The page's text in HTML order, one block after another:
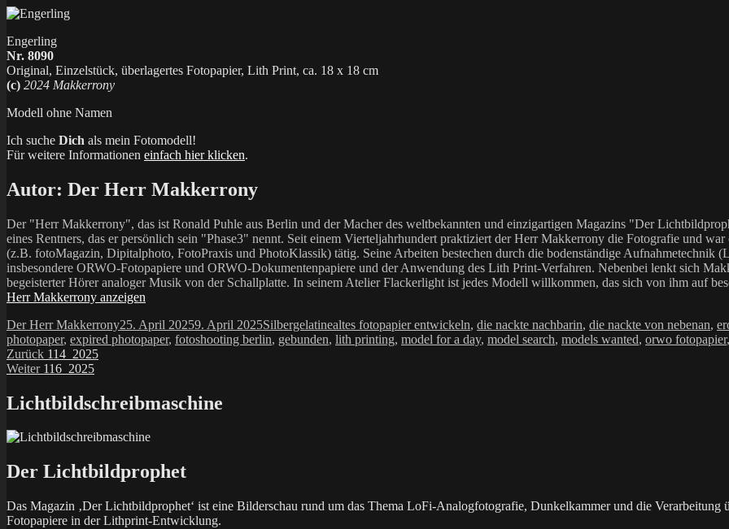
Engerling
Nr. 8090
Original, Einzelstück, überlagertes Fotopapier, Lith Print, ca. 18 x 18 cm
(c) 2024 Makkerrony
Modell ohne Namen
Ich suche Dich als mein Fotomodell!
Für weitere Informationen einfach hier klicken.
Autor: Der Herr Makkerrony
Der "Herr Makkerrony", das ist Ronald Puhle aus Berlin und der Macher des weltbekannten und einzigartigen Magazins "Der
eines Rentners, das er persönlich sein "Phase3" nennt. Seit einem Vierteljahrhundert praktiziert der Herr Makkerrony die Fotografie und
(z.B. fotoMagazin, Dipitalphoto, FotoPraxis und PhotoKlassik) tätig. Seine Arbeiten bestechen durch die bodenständige Aufnahmetechnik
insbesondere ORWO-Fotopapiere und ORWO-Dokumentenpapiere und der Anwendung des Lith Print-Verfahren. Nebenbei lenkt sich
begeisterter Hörer analoger Musik von der Schallplatte. In seinem Atelier Flackerlight ist jedes Modell willkommen, das sich von ihm auf
Herr Makkerrony anzeigen
Autor
Der Herr MakkerronyVeröffentlicht
am
25. April 20259. April 2025Kategorien
SilbergelatineSchlagwörter
altes fotopapier entwickeln, die nackte nachbarin, die nackte von nebenan,
photopaper, expired photopaper, fotoshooting berlin, gebunden, lith printing, model for a day, model search, models wanted, orwo fotopapier
Beitragsnavigation
Zurück Vorheriger
Beitrag:
114_2025
Weiter Nächster
116_2025
Lichtbildschreibmaschine
Der Lichtbildprophet
Das Magazin ‚Der Lichtbildprophet‘ ist eine Bilderschau rund um das Thema LoFi-Analogfotografie, Dunkelkammer und die
Fotopapiere in der Lithprint-Entwicklung.